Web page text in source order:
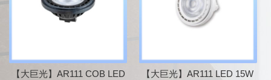
【大巨光】AR111 COB LED
【大巨光】AR111 LED 15W